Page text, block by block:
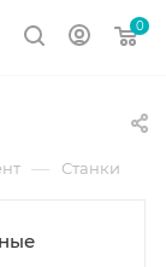
0
— Станки